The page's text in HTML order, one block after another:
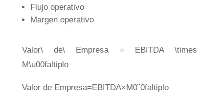
Flujo operativo
Margen operativo
Valor\ de\ Empresa = EBITDA \times
M\u00faltiplo
Valor de Empresa=EBITDA×M0˘0faltiplo